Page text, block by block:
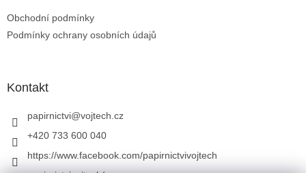
Obchodní podmínky
Podmínky ochrany osobních údajů
Kontakt
papirnictvi@vojtech.cz
+420 733 600 040
https://www.facebook.com/papirnictvivojtech